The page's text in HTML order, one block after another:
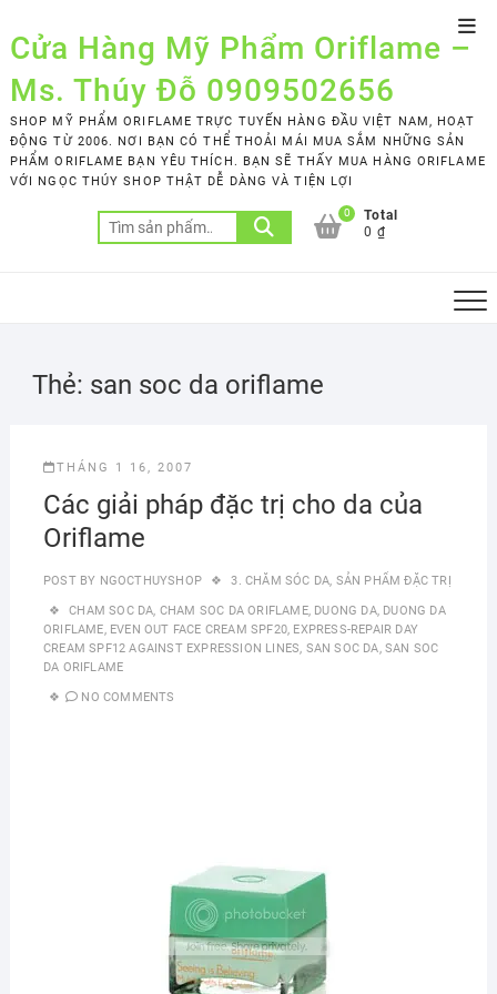
to
content
Cửa Hàng Mỹ Phẩm Oriflame –
Ms. Thúy Đỗ 0909502656
SHOP MỸ PHẨM ORIFLAME TRỰC TUYẾN HÀNG ĐẦU VIỆT NAM, HOẠT
ĐỘNG TỪ 2006. NƠI BẠN CÓ THỂ THOẢI MÁI MUA SẮM NHỮNG SẢN
PHẨM ORIFLAME BẠN YÊU THÍCH. BẠN SẼ THẤY MUA HÀNG ORIFLAME
VỚI NGỌC THÚY SHOP THẬT DỄ DÀNG VÀ TIỆN LỢI
Tìm
kiếm:
0
Total
0 ₫
Thẻ: san soc da oriflame
THÁNG 1 16, 2007
Các giải pháp đặc trị cho da của
Oriflame
POST BY NGOCTHUYSHOP 3. CHĂM SÓC DA, SẢN PHẨM ĐẶC TRỊ
CHAM SOC DA, CHAM SOC DA ORIFLAME, DUONG DA, DUONG DA
ORIFLAME, EVEN OUT FACE CREAM SPF20, EXPRESS-REPAIR DAY
CREAM SPF12 AGAINST EXPRESSION LINES, SAN SOC DA, SAN SOC
DA ORIFLAME
NO COMMENTS